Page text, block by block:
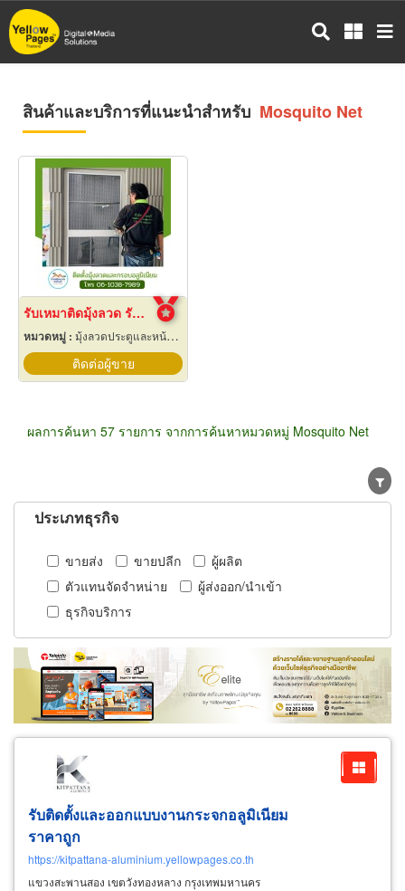
ข้าม
ไป
สินค้าและบริการที่แนะนำสำหรับ Mosquito Net
รับเหมาติดมุ้งลวด รับซ่อมมุ้งด่วน นนทบุรี
หมวดหมู่ : มุ้งลวดประตูและหน้าต่าง
ติดต่อผู้ขาย
ผลการค้นหา 57 รายการ จากการค้นหาหมวดหมู่ Mosquito Net
ประเภทธุรกิจ
ขายส่ง ขายปลีก
ผู้ผลิต
ตัวแทนจัดจำหน่าย
ผู้ส่งออก/นำเข้า
ธุรกิจบริการ
รับติดตั้งและออกแบบงานกระจกอลูมิเนียม
ราคาถูก
https://kitpattana-aluminium.yellowpages.co.th
แขวงสะพานสอง เขตวังทองหลาง กรุงเทพมหานคร